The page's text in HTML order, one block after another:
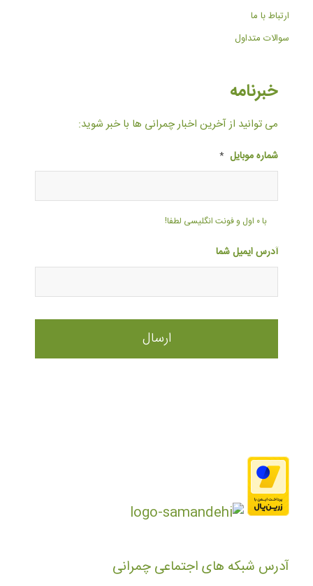
ارتباط با ما
سوالات متداول
خبرنامه
می توانید از آخرین اخبار چمرانی ها با خبر شوید:
شماره موبایل *
با ۰ اول و فونت انگلیسی لطفا!
آدرس ایمیل شما
آدرس شبکه های اجتماعی چمرانی